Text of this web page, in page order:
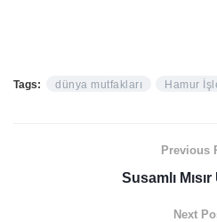
Tags: dünya mutfakları Hamur
Previous
Susamlı
Next